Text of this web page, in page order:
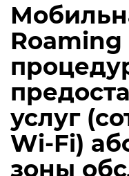
услуг
Wi-Fi)
зоны